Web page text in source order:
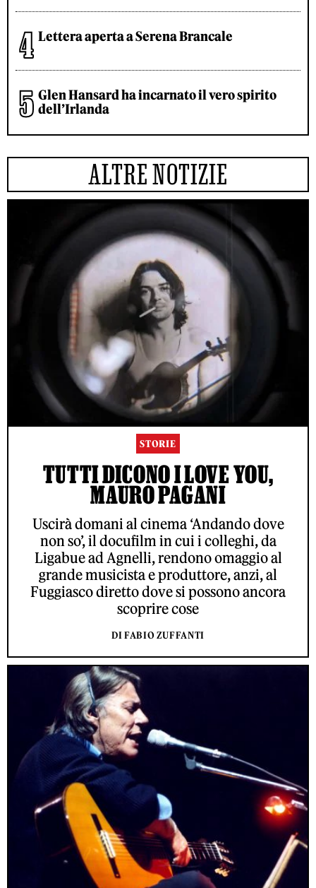
Lettera aperta a Serena Brancale
Glen Hansard ha incarnato il vero spirito
dell’Irlanda
ALTRE NOTIZIE
STORIE
TUTTI DICONO I LOVE YOU,
MAURO PAGANI
Uscirà domani al cinema ‘Andando dove
non so’, il docufilm in cui i colleghi, da
Ligabue ad Agnelli, rendono omaggio al
grande musicista e produttore, anzi, al
Fuggiasco diretto dove si possono ancora
scoprire cose
DI FABIO ZUFFANTI